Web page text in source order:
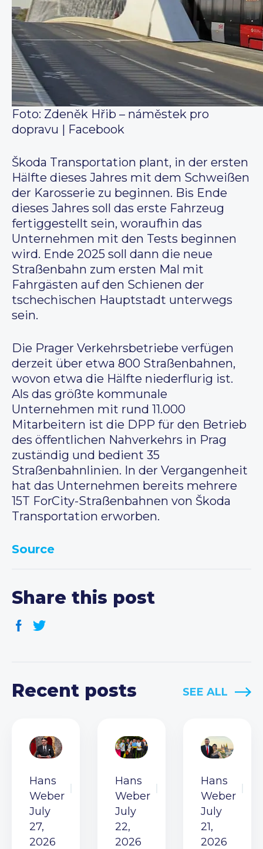
Foto: Zdeněk Hřib – náměstek pro
dopravu | Facebook
Škoda Transportation plant, in der ersten
Hälfte dieses Jahres mit dem Schweißen
der Karosserie zu beginnen. Bis Ende
dieses Jahres soll das erste Fahrzeug
fertiggestellt sein, woraufhin das
Unternehmen mit den Tests beginnen
wird. Ende 2025 soll dann die neue
Straßenbahn zum ersten Mal mit
Fahrgästen auf den Schienen der
tschechischen Hauptstadt unterwegs
sein.
Die Prager Verkehrsbetriebe verfügen
derzeit über etwa 800 Straßenbahnen,
wovon etwa die Hälfte niederflurig ist.
Als das größte kommunale
Unternehmen mit rund 11.000
Mitarbeitern ist die DPP für den Betrieb
des öffentlichen Nahverkehrs in Prag
zuständig und bedient 35
Straßenbahnlinien. In der Vergangenheit
hat das Unternehmen bereits mehrere
15T ForCity-Straßenbahnen von Škoda
Transportation erworben.
Source
Share this post
Recent posts SEE ALL
Hans
Weber
July
27,
2026
Hans
Weber
July
22,
2026
Hans
Weber
July
21,
2026